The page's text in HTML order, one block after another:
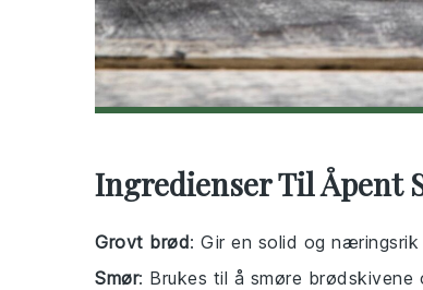
Ingredienser Til Åpent
Grovt brød: Gir en solid og
Smør: Brukes til å smøre brødskivene